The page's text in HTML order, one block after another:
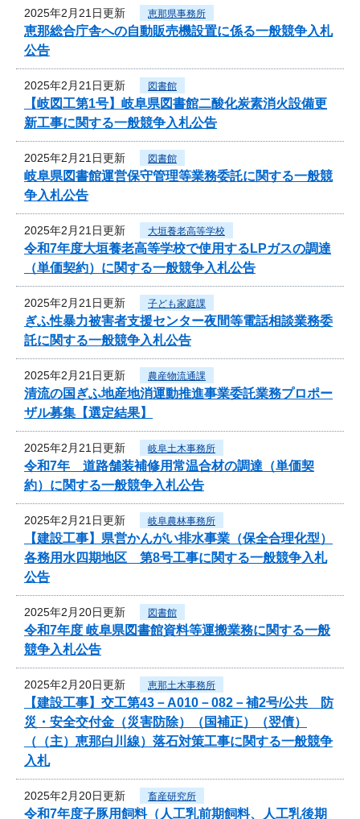
2025年2月21日更新 恵那県事務所
恵那総合庁舎への自動販売機設置に係る一般競争入札
公告
2025年2月21日更新 図書館
【岐図工第1号】岐阜県図書館二酸化炭素消火設備更
新工事に関する一般競争入札公告
2025年2月21日更新 図書館
岐阜県図書館運営保守管理等業務委託に関する一般競
争入札公告
2025年2月21日更新 大垣養老高等学校
令和7年度大垣養老高等学校で使用するLPガスの調達
（単価契約）に関する一般競争入札公告
2025年2月21日更新 子ども家庭課
ぎふ性暴力被害者支援センター夜間等電話相談業務委
託に関する一般競争入札公告
2025年2月21日更新 農産物流通課
清流の国ぎふ地産地消運動推進事業委託業務プロポー
ザル募集【選定結果】
2025年2月21日更新 岐阜土木事務所
令和7年 道路舗装補修用常温合材の調達（単価契
約）に関する一般競争入札公告
2025年2月21日更新 岐阜農林事務所
【建設工事】県営かんがい排水事業（保全合理化型）
各務用水四期地区 第8号工事に関する一般競争入札
公告
2025年2月20日更新 図書館
令和7年度 岐阜県図書館資料等運搬業務に関する一般
競争入札公告
2025年2月20日更新 恵那土木事務所
【建設工事】交工第43－A010－082－補2号/公共 防
災・安全交付金（災害防除）（国補正）（翌債）
（（主）恵那白川線）落石対策工事に関する一般競争
入札
2025年2月20日更新 畜産研究所
令和7年度子豚用飼料（人工乳前期飼料、人工乳後期